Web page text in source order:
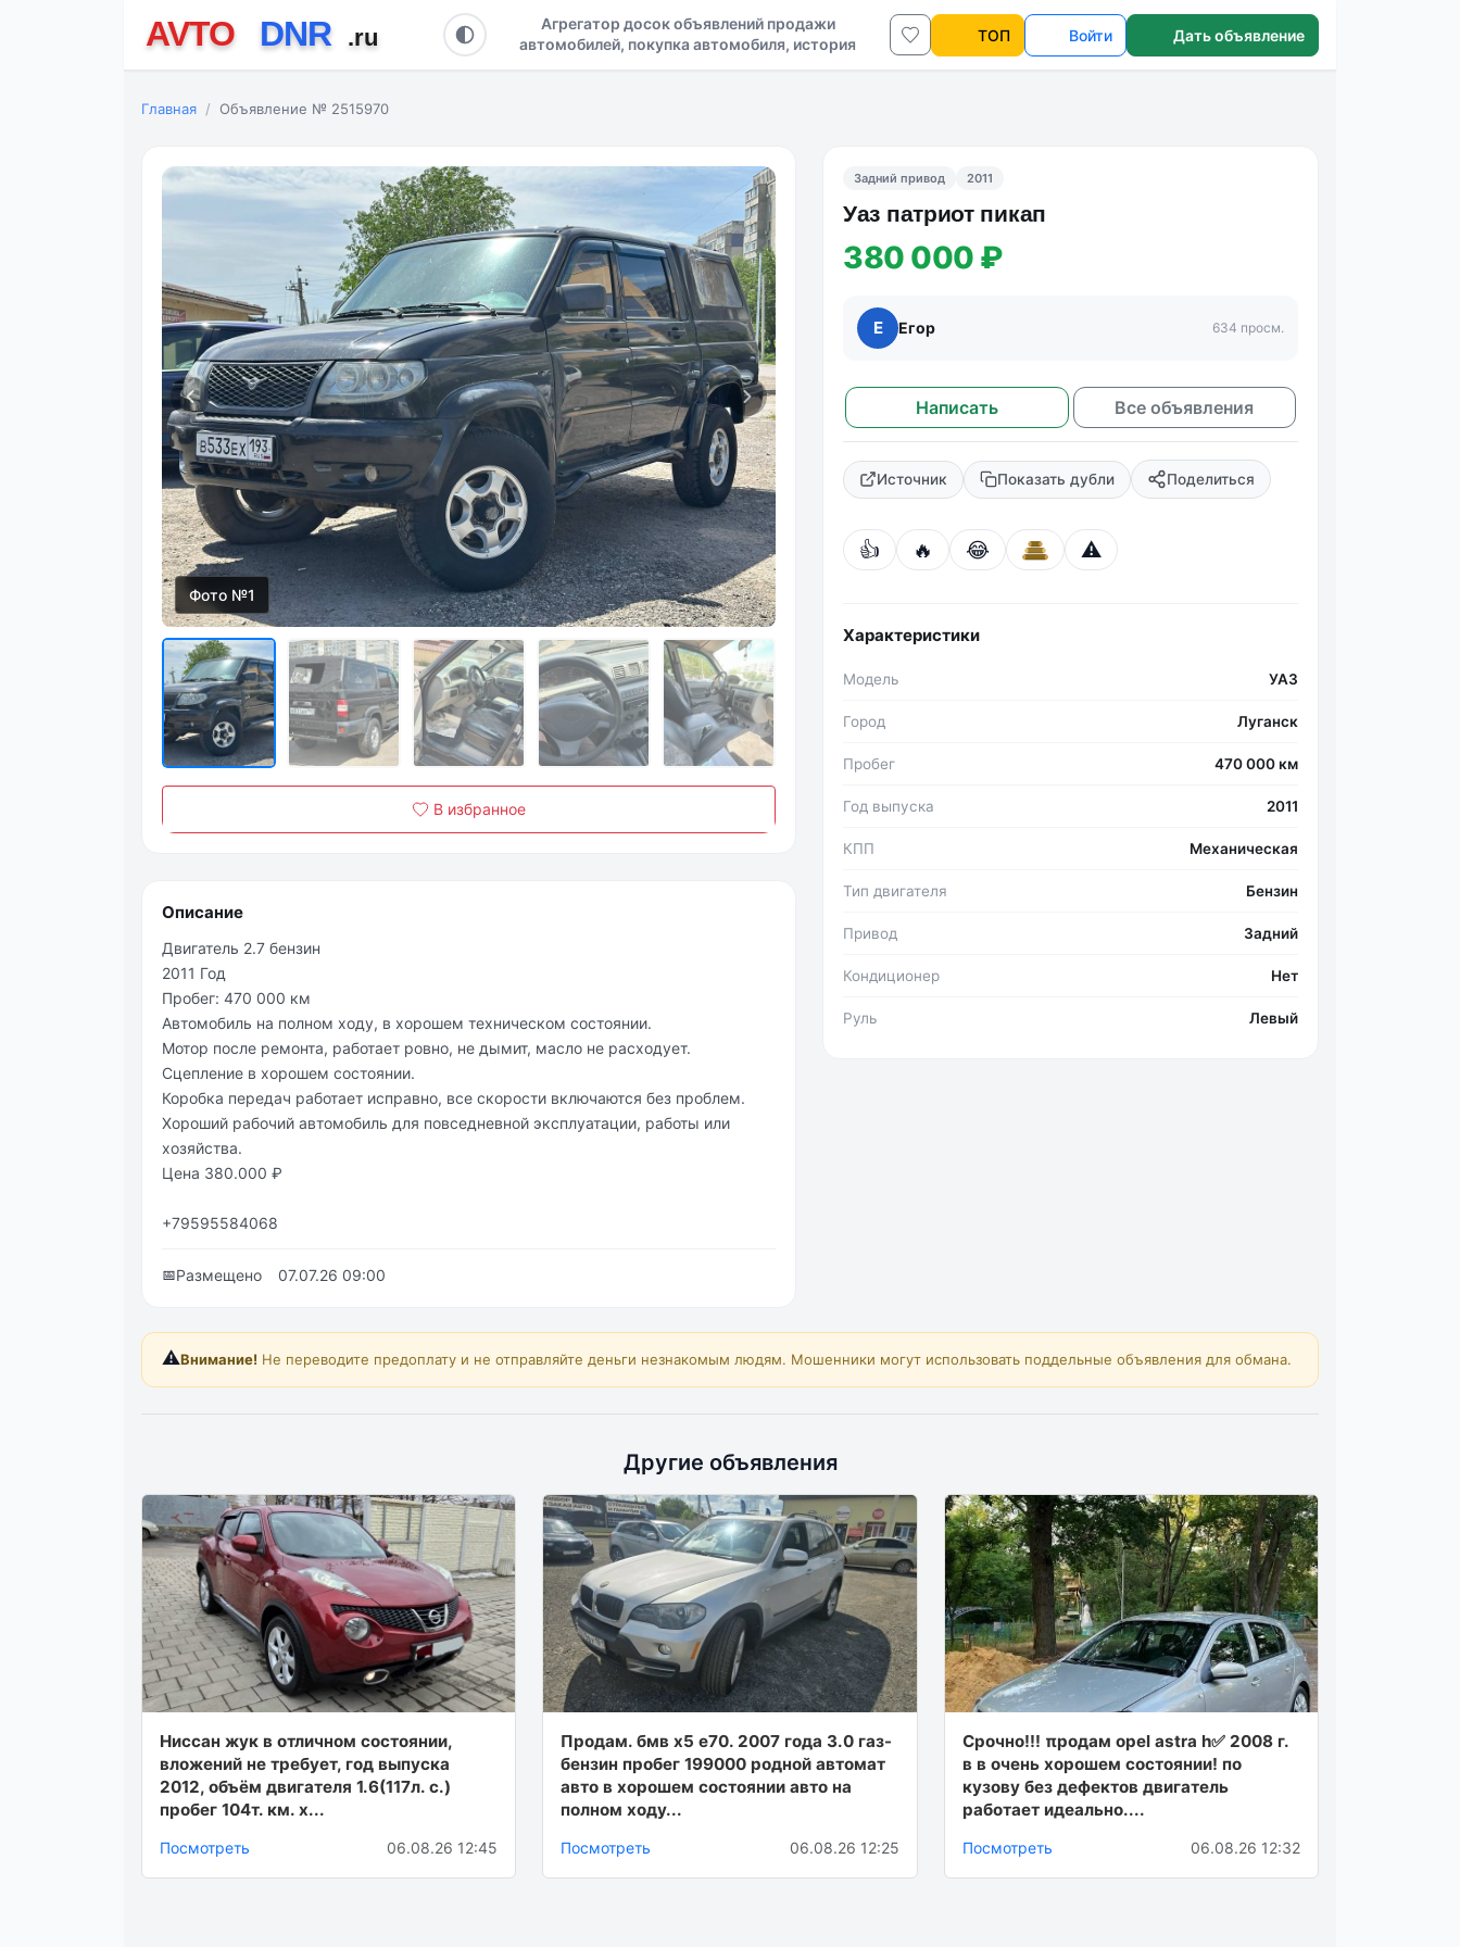
Агрегатор досок объявлений продажи
автомобилей, покупка автомобиля, история
авто в ДНР и ЛНР
ТОП Войти Дать объявление
Главная Объявление № 2515970
Фото №1
В избранное
Задний привод 2011
Уаз патриот пикап
380 000 ₽
Е Егор 634 просм.
Написать Все объявления
Источник Показать дубли Поделиться
👍 🔥 😂 ⚠️
Характеристики
Модель УАЗ
Город Луганск
Пробег 470 000 км
Год выпуска 2011
КПП Механическая
Тип двигателя Бензин
Привод Задний
Кондиционер Нет
Руль Левый
Описание
Двигатель 2.7 бензин
2011 Год
Пробег: 470 000 км
Автомобиль на полном ходу, в хорошем техническом состоянии.
Мотор после ремонта, работает ровно, не дымит, масло не расходует.
Сцепление в хорошем состоянии.
Коробка передач работает исправно, все скорости включаются без проблем.
Хороший рабочий автомобиль для повседневной эксплуатации, работы или
хозяйства.
Цена 380.000 ₽
+79595584068
📅Размещено 07.07.26 09:00
⚠️Внимание! Не переводите предоплату и не отправляйте деньги незнакомым людям. Мошенники могут использовать поддельные объявления для обмана.
Другие объявления
Ниссан жук в отличном состоянии,
вложений не требует, год выпуска
2012, объём двигателя 1.6(117л. с.)
пробег 104т. км. х...
Посмотреть 06.08.26 12:45
Продам. бмв х5 е70. 2007 года 3.0 газ-
бензин пробег 199000 родной автомат
авто в хорошем состоянии авто на
полном ходу...
Посмотреть 06.08.26 12:25
Срочно!!! πродам opel astra h✅ 2008 г.
в в очень хорошeм cоcтоянии! по
кузову без дефектов двигaтель
рaботaет идеaльно....
Посмотреть 06.08.26 12:32